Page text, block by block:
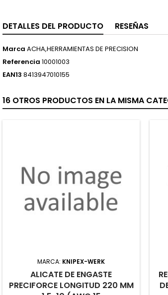
DETALLES DEL PRODUCTO RESEÑAS
Marca ACHA,HERRAMIENTAS DE PRECISION
Referencia 10001003
EAN13 8413947010155
16 OTROS PRODUCTOS EN LA MISMA
MARCA: KNIPEX-WERK
ALICATE DE ENGASTE
PRECIFORCE LONGITUD 220 MM